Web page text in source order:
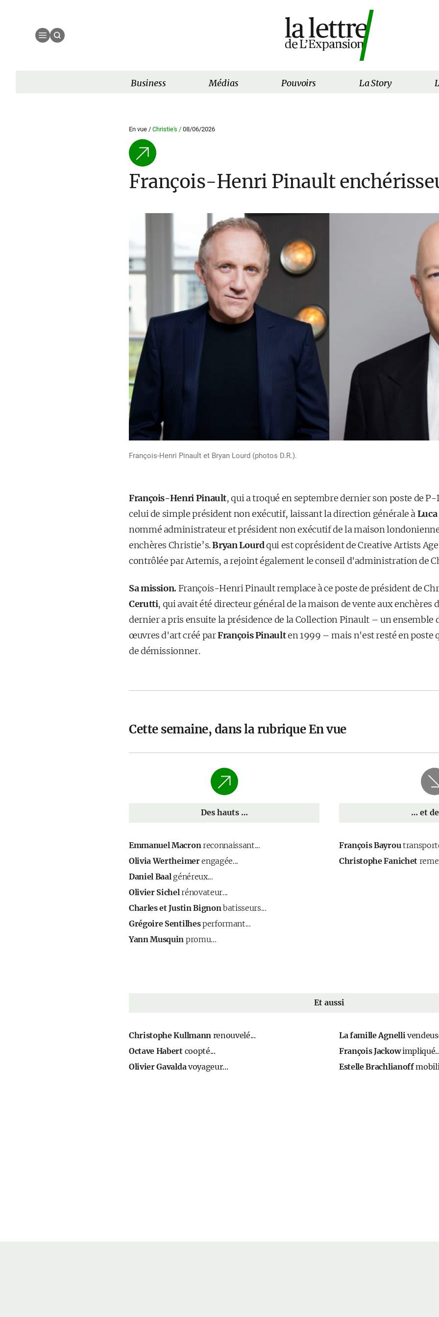
Business Médias Pouvoirs La Story
En vue / Christie's / 08/06/2026
François-Henri Pinault
François-Henri Pinault et Bryan Lourd (photos D.R.).
François-Henri Pinault, qui a troqué en septembre dernier son poste de
celui de simple président non exécutif, laissant la direction générale à
nommé administrateur et président non exécutif de la maison
enchères Christie’s.Bryan Lourdqui est coprésident de Creative Artists
contrôlée par Artemis, a rejoint également le conseil d'administration de
Sa mission.François-Henri Pinault remplace à ce poste de président de
Cerutti, qui avait été directeur général de la maison de vente aux enchères
dernier a pris ensuite la présidence de la Collection Pinault – un ensemble
œuvres d'art créé parFrançois Pinaulten 1999 – mais n'est resté en poste
de démissionner.
Cette semaine, dans la rubrique En vue
Des hauts …
Emmanuel Macron reconnaissant...
Olivia Wertheimerengagée...
Daniel Baal généreux...
Olivier Sichel rénovateur...
Charles et Justin Bignon batisseurs...
Grégoire Sentilhesperformant...
Yann Musquin promu...
… et
François Bayrou
Christophe Fanichet
Et aussi
Christophe Kullmann renouvelé... La famille Agnelli
Octave Habertcoopté... François Jackow
Olivier Gavalda voyageur... Estelle Brachlianoff